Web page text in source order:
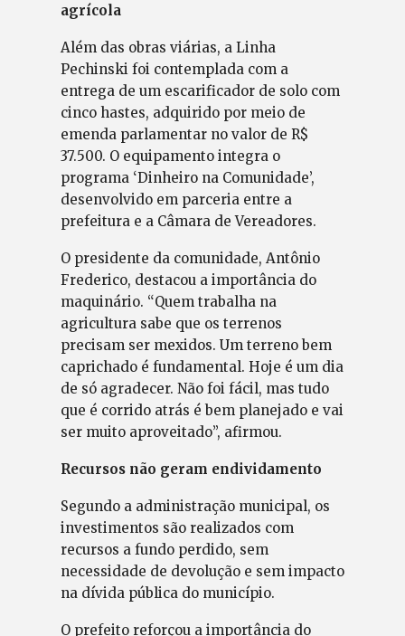
agrícola
Além das obras viárias, a Linha
Pechinski foi contemplada com a
entrega de um escarificador de solo com
cinco hastes, adquirido por meio de
emenda parlamentar no valor de R$
37.500. O equipamento integra o
programa ‘Dinheiro na Comunidade’,
desenvolvido em parceria entre a
prefeitura e a Câmara de Vereadores.
O presidente da comunidade, Antônio
Frederico, destacou a importância do
maquinário. “Quem trabalha na
agricultura sabe que os terrenos
precisam ser mexidos. Um terreno bem
caprichado é fundamental. Hoje é um dia
de só agradecer. Não foi fácil, mas tudo
que é corrido atrás é bem planejado e vai
ser muito aproveitado”, afirmou.
Recursos não geram endividamento
Segundo a administração municipal, os
investimentos são realizados com
recursos a fundo perdido, sem
necessidade de devolução e sem impacto
na dívida pública do município.
O prefeito reforçou a importância do